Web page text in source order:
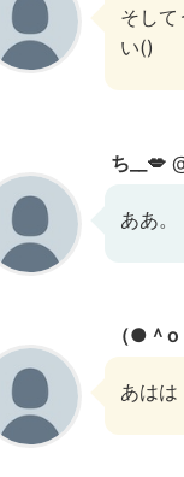
そして
い()
ち__💋
ああ。
（●＾o
あはは